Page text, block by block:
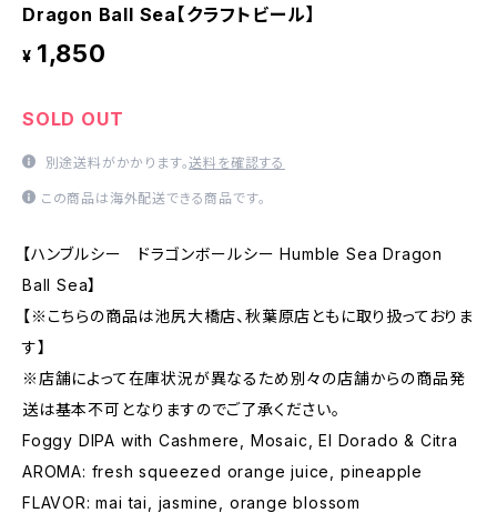
Dragon Ball Sea【クラフトビール】
¥ 1,850
SOLD OUT
別途送料がかかります。送料を確認する
この商品は海外配送できる商品です。
【ハンブルシー ドラゴンボールシー Humble Sea Dragon
Ball Sea】
【※こちらの商品は池尻大橋店、秋葉原店ともに取り扱っておりま
す】
※店舗によって在庫状況が異なるため別々の店舗からの商品発
送は基本不可となりますのでご了承ください。
Foggy DIPA with Cashmere, Mosaic, El Dorado & Citra
AROMA: fresh squeezed orange juice, pineapple
FLAVOR: mai tai, jasmine, orange blossom